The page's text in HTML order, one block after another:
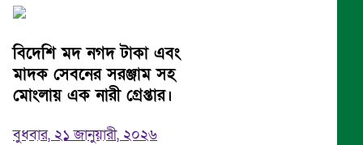
বিদেশি মদ নগদ টাকা এবং
মাদক সেবনের সরঞ্জাম সহ
মোংলায় এক নারী গ্রেপ্তার।
বুধবার, ২১ জানুয়ারী, ২০২৬